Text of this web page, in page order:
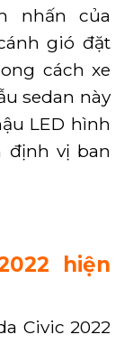
nhấn của
gió đặt
cách xe
sedan này
LED hình
định vị ban
hiện
Civic 2022